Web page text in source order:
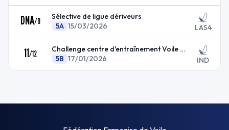
DNA/9
Sélective de ligue dériveurs
5A 15/03/2026 LAS4
11/12
Challenge centre d'entraînement Voile Normandie
5B 17/01/2026 IND